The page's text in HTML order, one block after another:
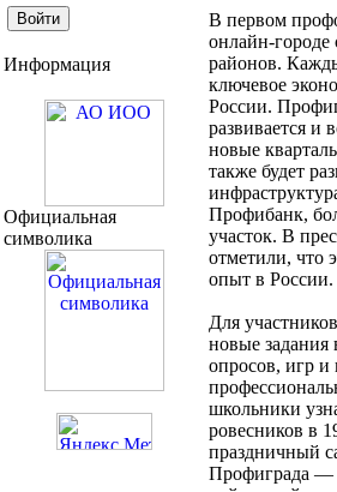
Информация
Официальная
символика
В первом
онлайн-городе
районов.
ключевое
России.
развивается и
новые
также будет
Профибанк,
участок. В
отметили, что
опыт в России.
Для
новые задания
опросов, игр и
школьники
ровесников в
праздничный
Профиграда —